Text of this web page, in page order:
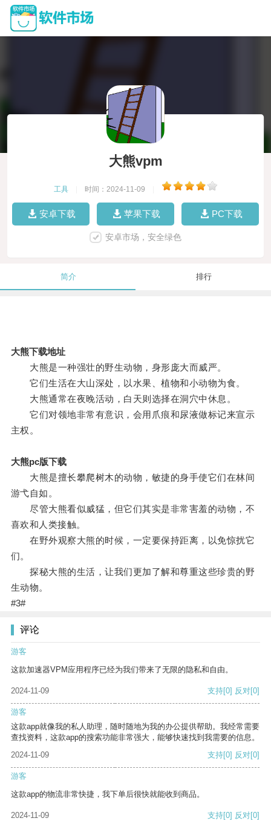
大熊vpm
工具 时间：2024-11-09
安卓下载 苹果下载 PC下载
安卓市场，安全绿色
简介 排行
大熊下载地址
大熊是一种强壮的野生动物，身形庞大而威严。
它们生活在大山深处，以水果、植物和小动物为食。
大熊通常在夜晚活动，白天则选择在洞穴中休息。
它们对领地非常有意识，会用爪痕和尿液做标记来宣示
主权。
大熊pc版下载
大熊是擅长攀爬树木的动物，敏捷的身手使它们在林间
游弋自如。
尽管大熊看似威猛，但它们其实是非常害羞的动物，不
喜欢和人类接触。
在野外观察大熊的时候，一定要保持距离，以免惊扰它
们。
探秘大熊的生活，让我们更加了解和尊重这些珍贵的野
生动物。
#3#
评论
游客
这款加速器VPM应用程序已经为我们带来了无限的隐私和自由。
2024-11-09 支持[0] 反对[0]
游客
这款app就像我的私人助理，随时随地为我的办公提供帮助。我经常需要
查找资料，这款app的搜索功能非常强大，能够快速找到我需要的信息。
2024-11-09
支持[0] 反对[0]
游客
这款app的物流非常快捷，我下单后很快就能收到商品。
2024-11-09 支持[0] 反对[0]